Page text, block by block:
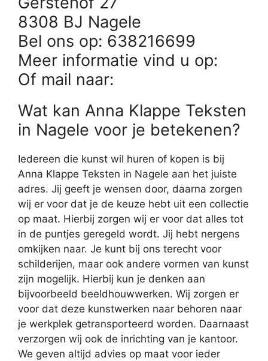
8308 BJ Nagele
Bel ons op: 638216699
Meer informatie vind u op:
Of mail naar:
Wat kan Anna Klappe Teksten
in Nagele voor je betekenen?
Iedereen die kunst wil huren of kopen is bij
Anna Klappe Teksten in Nagele aan het juiste
adres. Jij geeft je wensen door, daarna zorgen
wij er voor dat je de keuze hebt uit een collectie
op maat. Hierbij zorgen wij er voor dat alles tot
in de puntjes geregeld wordt. Jij hebt nergens
omkijken naar. Je kunt bij ons terecht voor
schilderijen, maar ook andere vormen van kunst
zijn mogelijk. Hierbij kun je denken aan
bijvoorbeeld beeldhouwwerken. Wij zorgen er
voor dat deze kunstwerken naar behoren naar
je werkplek getransporteerd worden. Daarnaast
verzorgen wij ook de inrichting van je kantoor.
We geven altijd advies op maat voor ieder